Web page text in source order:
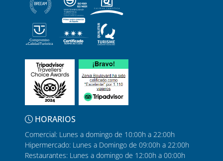
HORARIOS
Comercial: Lunes a domingo de 10:00h a 22:00h
Hipermercado: Lunes a Domingo de 09:00h a 22:00h
Restaurantes: Lunes a domingo de 12:00h a 00:00h